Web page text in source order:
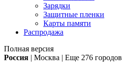
Зарядки
Защитные пленки
Карты памяти
Распродажа
Полная версия
Россия | Москва | Еще 276 городов